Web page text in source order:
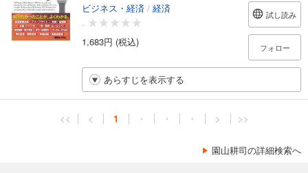
ビジネス・経済 / 経済
-
1,683円 (税込)
試し読み
フォロー
あらすじを表示する
<< < 1 ・ ・ ・ > >>
園山耕司の詳細検索へ